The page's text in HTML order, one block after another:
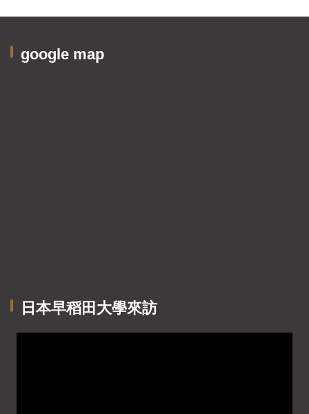
google map
日本早稻田大學來訪